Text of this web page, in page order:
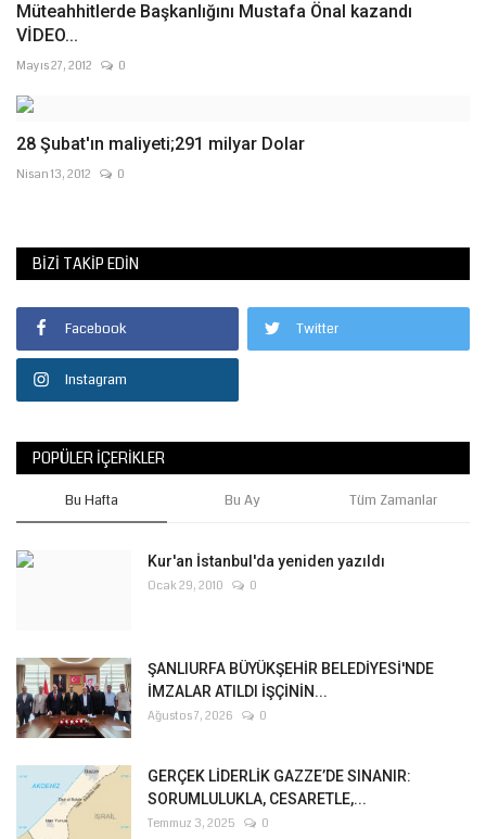
Müteahhitlerde Başkanlığını Mustafa Önal kazandı
VİDEO...
Mayıs 27, 2012 0
28 Şubat'ın maliyeti;291 milyar Dolar
Nisan 13, 2012 0
BIZI TAKIP EDIN
Facebook Twitter
Instagram
POPÜLER İÇERIKLER
Bu Hafta Bu Ay Tüm Zamanlar
Kur'an İstanbul'da yeniden yazıldı
Ocak 29, 2010 0
ŞANLIURFA BÜYÜKŞEHİR BELEDİYESİ'NDE
İMZALAR ATILDI İŞÇİNİN...
Ağustos 7, 2026 0
GERÇEK LİDERLİK GAZZE’DE SINANIR:
SORUMLULUKLA, CESARETLE,...
Temmuz 3, 2025 0